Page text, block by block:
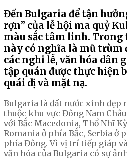
Đến Bulgaria để tận
rợn” của lễ hội ma quỷ
màu sắc tâm linh.
này có nghĩa là mũ trùm
các nghi lễ, văn hóa dân
tập quán được thực hiện
quái dị và mặt nạ.
Bulgaria là đất nước xinh đẹp
thuộc khu vực Đông Nam
với Bắc Macedonia, Thổ Nhĩ
Romania ở phía Bắc, Serbia ở
phía Đông. Vì vị trí tiếp giáp
văn hóa của Bulgaria có sự